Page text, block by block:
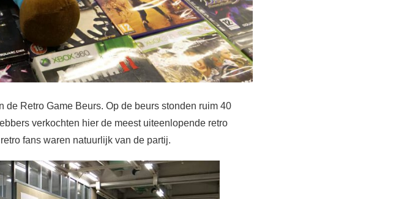
Retro Game Beurs. Op de beurs stonden ruim 40
verkochten hier de meest uiteenlopende retro
fans waren natuurlijk van de partij.